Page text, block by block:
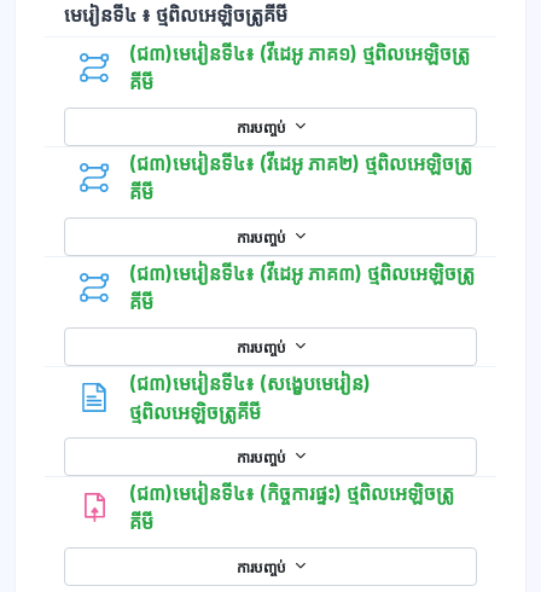
មេរៀនទី៤ ៖ ថ្មពិលអេឡិចត្រូគីមី
(ជ៣)មេរៀនទី៤៖ (វីដេអូ ភាគ១) ថ្មពិលអេឡិចត្រូ
គីមី
ការបញ្ចប់
(ជ៣)មេរៀនទី៤៖ (វីដេអូ ភាគ២) ថ្មពិលអេឡិចត្រូ
គីមី
ការបញ្ចប់
(ជ៣)មេរៀនទី៤៖ (វីដេអូ ភាគ៣) ថ្មពិលអេឡិចត្រូ
គីមី
ការបញ្ចប់
(ជ៣)មេរៀនទី៤៖ (សង្ខេបមេរៀន)
ថ្មពិលអេឡិចត្រូគីមីទំព័រ
ការបញ្ចប់
(ជ៣)មេរៀនទី៤៖ (កិច្ចការផ្ទះ) ថ្មពិលអេឡិចត្រូ
គីមី
ការបញ្ចប់